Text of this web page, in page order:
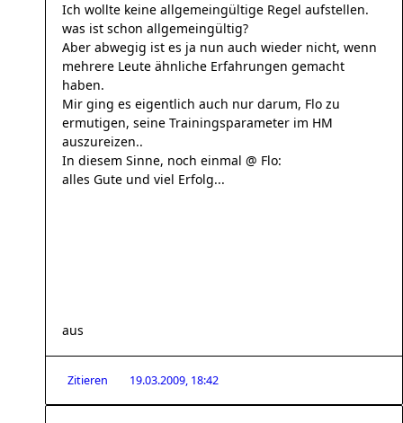
Ich wollte keine allgemeingültige Regel aufstellen.
was ist schon allgemeingültig?
Aber abwegig ist es ja nun auch wieder nicht, wenn
mehrere Leute ähnliche Erfahrungen gemacht
haben.
Mir ging es eigentlich auch nur darum, Flo zu
ermutigen, seine Trainingsparameter im HM
auszureizen..
In diesem Sinne, noch einmal @ Flo:
alles Gute und viel Erfolg...
aus
Zitieren 19.03.2009, 18:42